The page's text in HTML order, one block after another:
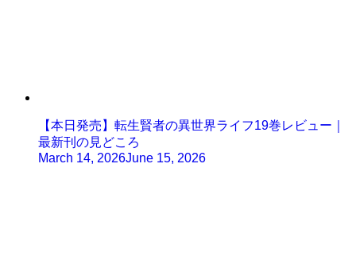
【本日発売】転生賢者の異世界ライフ19巻レビュー｜
最新刊の見どころ
March 14, 2026June 15, 2026